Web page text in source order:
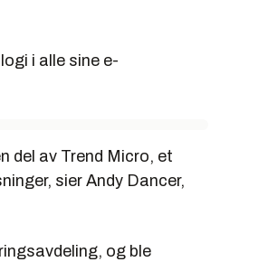
i alle sine e-
del av Trend Micro, et
sier Andy Dancer,
og ble